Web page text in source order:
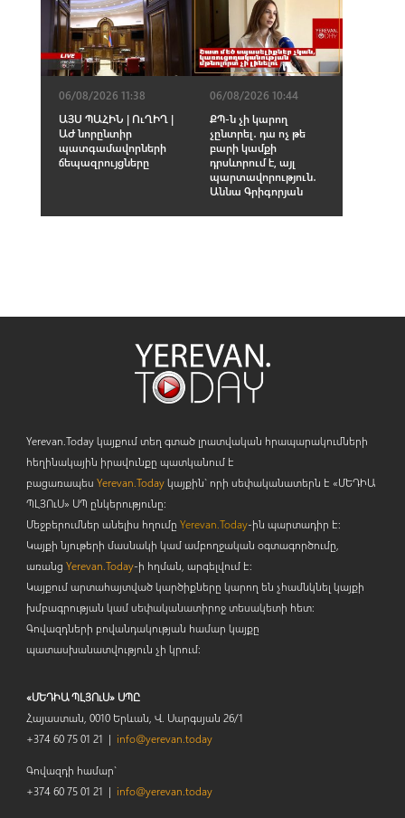
06/08/2026 11:38
ԱՅՍ ՊԱՀԻՆ | ՈւՂԻՂ |
ԱԺ նորընտիր
պատգամավորների
ճեպազրույցները
06/08/2026 10:44
ՔՊ-ն չի կարող
չընտրել․ դա ոչ թե
բարի կամքի
դրսևորում է, այլ
պարտավորություն․
Աննա Գրիգորյան
Yerevan.Today կայքում տեղ գտած լրատվական հրապարակումների
հեղինակային իրավունքը պատկանում է
բացառապես Yerevan.Todayկայքին` որի սեփականատերն է «ՄԵԴԻԱ
ՊԼՅՈւՍ» ՍՊ ընկերությունը։
Մեջբերումներ անելիս հղումը Yerevan.Today-ին պարտադիր է:
Կայքի նյութերի մասնակի կամ ամբողջական օգտագործումը,
առանց Yerevan.Today-ի հղման, արգելվում է:
Կայքում արտահայտված կարծիքները կարող են չհամնկնել կայքի
խմբագրության կամ սեփականատիրոջ տեսակետի հետ:
Գովազդների բովանդակության համար կայքը
պատասխանատվություն չի կրում:
«ՄԵԴԻԱ ՊԼՅՈւՍ» ՍՊԸ
Հայաստան, 0010 Երևան, Վ. Սարգսյան 26/1
+374 60 75 01 21 | info@yerevan.today
Գովազդի համար`
+374 60 75 01 21 | info@yerevan.today